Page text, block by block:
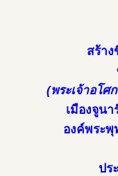
สร้า
(พระเจ้าอโ
เมืองจูน
องค์พระพุ
ปร